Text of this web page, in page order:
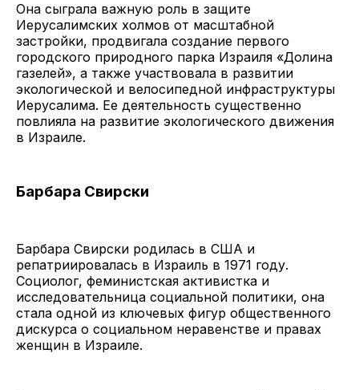
Она сыграла важную роль в защите
Иерусалимских холмов от масштабной
застройки, продвигала создание первого
городского природного парка Израиля «Долина
газелей», а также участвовала в развитии
экологической и велосипедной инфраструктуры
Иерусалима. Ее деятельность существенно
повлияла на развитие экологического движения
в Израиле.
Барбара Свирски
Барбара Свирски родилась в США и
репатриировалась в Израиль в 1971 году.
Социолог, феминистская активистка и
исследовательница социальной политики, она
стала одной из ключевых фигур общественного
дискурса о социальном неравенстве и правах
женщин в Израиле.